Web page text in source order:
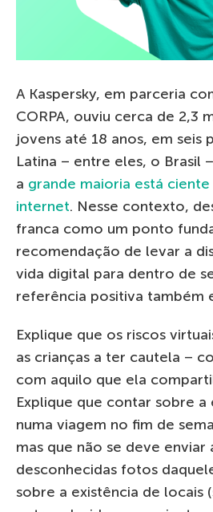
A Kaspersky, em parceria
CORPA, ouviu cerca de 2,3
jovens até 18 anos, em seis
Latina – entre eles, o Brasil
a grande maioria está
internet. Nesse contexto,
franca como um ponto
recomendação de levar a
vida digital para dentro de
referência positiva também
Explique que os riscos
as crianças a ter cautela –
com aquilo que ela
Explique que contar sobre a
numa viagem no fim de
mas que não se deve enviar
desconhecidas fotos
sobre a existência de locais